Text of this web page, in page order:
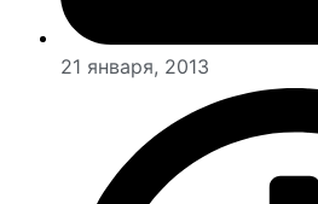
21 января, 2013